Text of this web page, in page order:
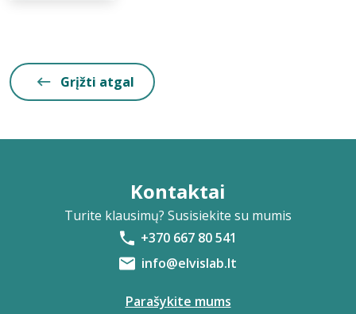
Grįžti atgal
Kontaktai
Turite klausimų? Susisiekite su mumis
+370 667 80 541
info@elvislab.lt
Parašykite mums